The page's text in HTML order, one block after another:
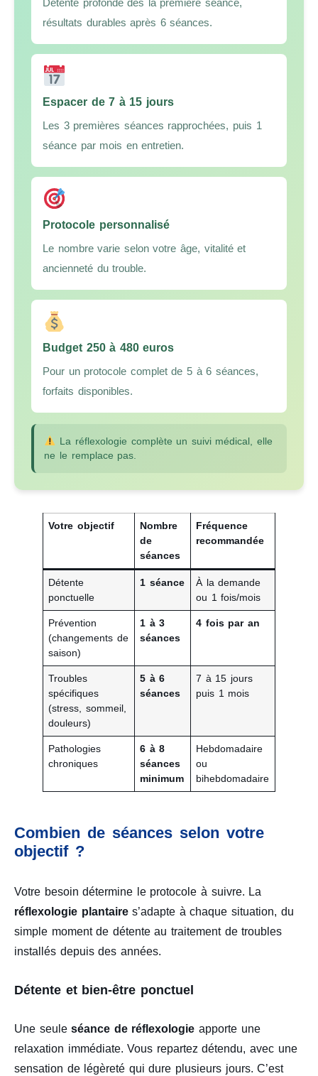
résultats durables après 6 séances.
Espacer de 7 à 15 jours
Les 3 premières séances rapprochées, puis 1
séance par mois en entretien.
Protocole personnalisé
Le nombre varie selon votre âge, vitalité et
ancienneté du trouble.
Budget 250 à 480 euros
Pour un protocole complet de 5 à 6 séances,
forfaits disponibles.
La réflexologie complète un suivi médical, elle
ne le remplace pas.
Votre objectif
Nombre
de
séances
Fréquence
recommandée
Détente
ponctuelle
1 séance
À la demande
ou 1 fois/mois
Prévention
(changements de
saison)
1 à 3
séances
4 fois par an
Troubles
spécifiques
(stress, sommeil,
douleurs)
5 à 6
séances
7 à 15 jours
puis 1 mois
Pathologies
chroniques
6 à 8
séances
minimum
Hebdomadaire
ou
bihebdomadaire
Combien de séances selon votre
objectif ?
Votre besoin détermine le protocole à suivre. La
réflexologie plantaires’adapte à chaque situation, du
simple moment de détente au traitement de troubles
installés depuis des années.
Détente et bien-être ponctuel
Une seuleséance de réflexologie apporte une
relaxation immédiate. Vous repartez détendu, avec une
sensation de légèreté qui dure plusieurs jours. C’est